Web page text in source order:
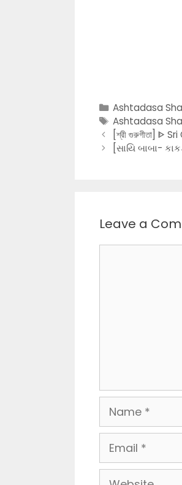
Categories
Ashtadasa
Tags
Ashtadasa
[শ্রী গুরুগীতা] ᐈ
[સાયિ બાબા-
Leave a
Name
Email
Website